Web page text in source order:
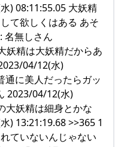
) 08:11:55.05 大妖精
て欲しくはある あそ
名無しさん
妖精は大妖精だからあ
04/12(水)
通に美人だったらガッ
2023/04/12(水)
大妖精は細身とかな
) 13:21:19.68 >>365 1
ていないんじゃない